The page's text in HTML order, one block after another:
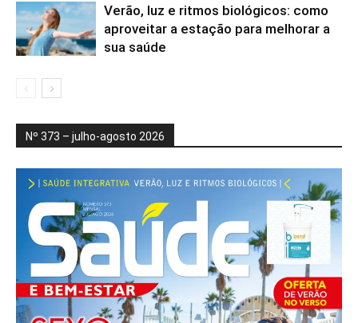
Verão, luz e ritmos biológicos: como
aproveitar a estação para melhorar a
sua saúde
Nº 373 – julho-agosto 2026